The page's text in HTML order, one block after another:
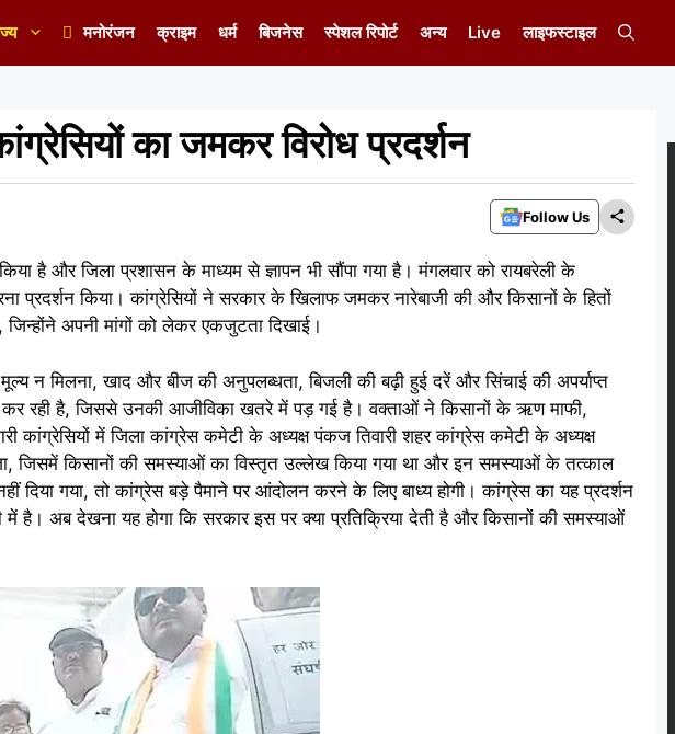
मनोरंजन क्राइम धर्म बिजनेस स्पेशल रिपोर्ट अन्य Live लाइफस्टाइल
का जमकर विरोध प्रदर्शन
Follow Us
है और जिला प्रशासन के माध्यम से ज्ञापन भी सौंपा गया है। मंगलवार को रायबरेली के
प्रदर्शन किया। कांग्रेसियों ने सरकार के खिलाफ जमकर नारेबाजी की और किसानों के हितों
जिन्होंने अपनी मांगों को लेकर एकजुटता दिखाई।
न मिलना, खाद और बीज की अनुपलब्धता, बिजली की बढ़ी हुई दरें और सिंचाई की अपर्याप्त
कर रही है, जिससे उनकी आजीविका खतरे में पड़ गई है। वक्ताओं ने किसानों के ऋण माफी,
कांग्रेसियों में जिला कांग्रेस कमेटी के अध्यक्ष पंकज तिवारी शहर कांग्रेस कमेटी के अध्यक्ष
जिसमें किसानों की समस्याओं का विस्तृत उल्लेख किया गया था और इन समस्याओं के तत्काल
दिया गया, तो कांग्रेस बड़े पैमाने पर आंदोलन करने के लिए बाध्य होगी। कांग्रेस का यह प्रदर्शन
में है। अब देखना यह होगा कि सरकार इस पर क्या प्रतिक्रिया देती है और किसानों की समस्याओं